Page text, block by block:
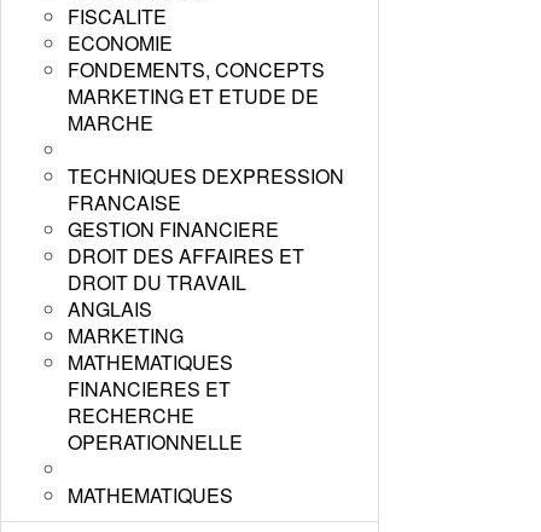
FISCALITE
ECONOMIE
FONDEMENTS, CONCEPTS
MARKETING ET ETUDE DE
MARCHE
TECHNIQUES DEXPRESSION
FRANCAISE
GESTION FINANCIERE
DROIT DES AFFAIRES ET
DROIT DU TRAVAIL
ANGLAIS
MARKETING
MATHEMATIQUES
FINANCIERES ET
RECHERCHE
OPERATIONNELLE
MATHEMATIQUES